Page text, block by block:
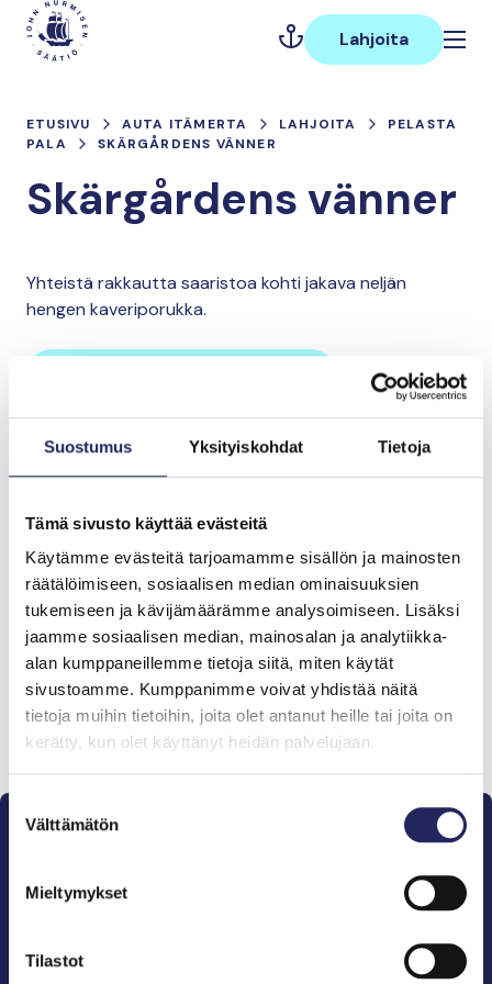
Suostumus Yksityiskohdat Tietoja
Tämä sivusto käyttää evästeitä
Käytämme evästeitä tarjoamamme sisällön ja mainosten
räätälöimiseen, sosiaalisen median ominaisuuksien
tukemiseen ja kävijämäärämme analysoimiseen. Lisäksi
jaamme sosiaalisen median, mainosalan ja analytiikka-
alan kumppaneillemme tietoja siitä, miten käytät
sivustoamme. Kumppanimme voivat yhdistää näitä
tietoja muihin tietoihin, joita olet antanut heille tai joita on
kerätty, kun olet käyttänyt heidän palvelujaan.
valinta
Välttämätön
Mieltymykset
Tilastot
Hyppää
sisältöön
Päävalikko
Lahjoita
ETUSIVU AUTA ITÄMERTA LAHJOITA
PELASTA
PALA
SKÄRGÅRDENS VÄNNER
Skärgårdens vänner
Yhteistä rakkautta saaristoa kohti jakava neljän
hengen kaveriporukka.
Tiimille tehdyt
lahjoitukset
Lahjoita ja liity tähän tiimiin
sukupolville.